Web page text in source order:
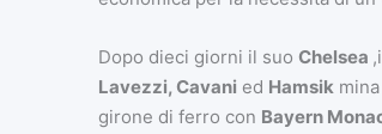
Dopo dieci giorni il suo Chelsea
Lavezzi, Cavani ed Hamsikmina
girone di ferro con Bayern